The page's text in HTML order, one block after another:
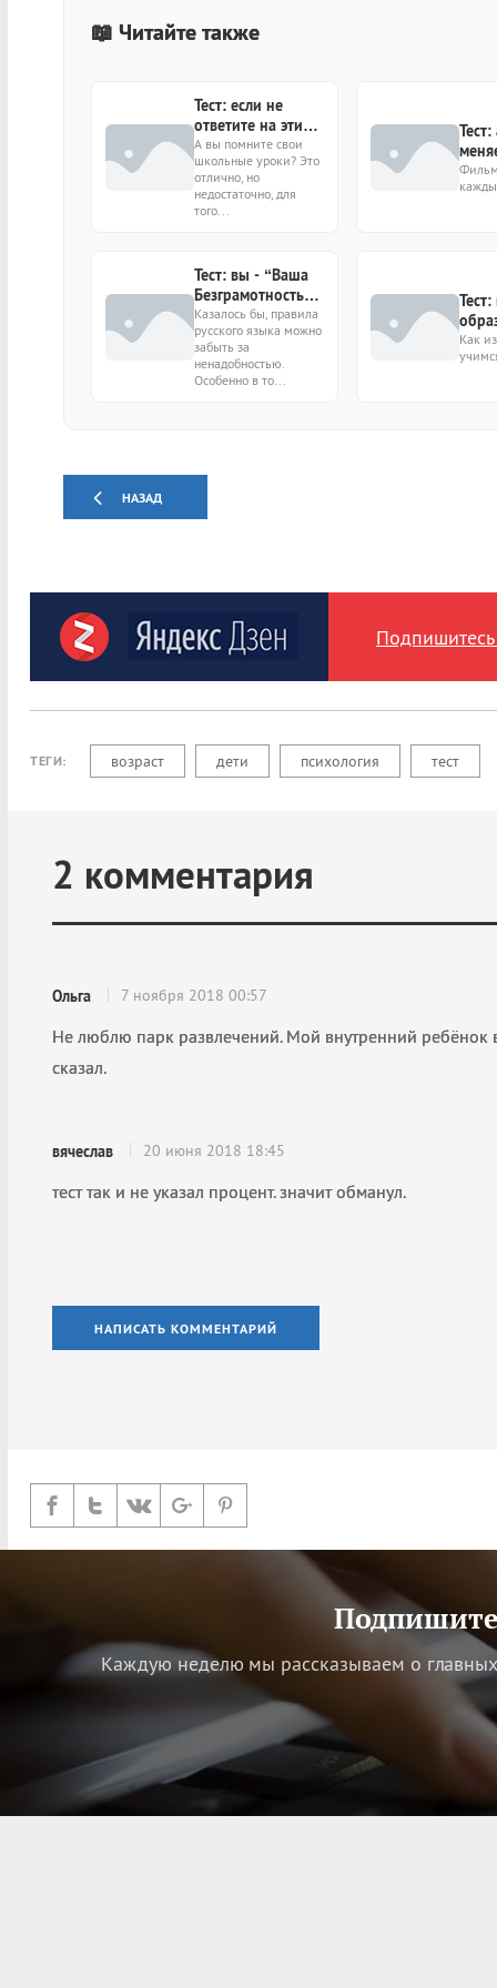
📖 Читайте также
Тест: если не
ответите на эти
15 вопросов —
ваш интеллект
остался на уровне
школьника
А вы помните свои
школьные уроки? Это
отлично, но
недостаточно, для
того...
Фильм
Тест: вы - “Ваша
Безграмотность”,
или попробуйте
написать 9 слов
правильно
Казалось бы, правила
русского языка можно
забыть за
ненадобностью.
Особенно в то...
Как
НАЗАД
ТЕГИ: возраст дети психология тест
2 комментария
Ольга 7 ноября 2018 00:57
Не люблю парк развлечений. Мой внутренний ребёнок
сказал.
вячеслав 20 июня 2018 18:45
тест так и не указал процент. значит обманул.
НАПИСАТЬ КОММЕНТАРИЙ
Каждую неделю мы рассказываем о главных